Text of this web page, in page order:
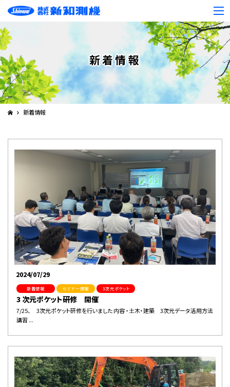
新着情報
新着情報
2024/07/29
新着情報 セミナー情報 ３次元ポケット
3 次元ポケット研修 開催
7/25、 3次元ポケット研修を行いました 内容 ・土木・建築 3次元データ活用方法
講習 ...